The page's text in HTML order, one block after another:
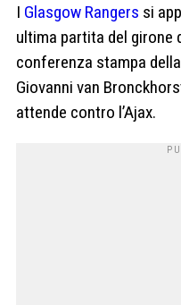
I Glasgow Rangers si
ultima partita del girone
conferenza stampa
Giovanni van
attende contro l’Ajax.